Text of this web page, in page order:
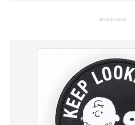
advertisement